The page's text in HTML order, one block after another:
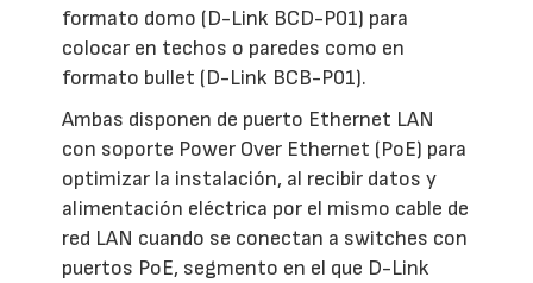
formato domo (D-Link BCD-P01) para
colocar en techos o paredes como en
formato bullet (D-Link BCB-P01).
Ambas disponen de puerto Ethernet LAN
con soporte Power Over Ethernet (PoE) para
optimizar la instalación, al recibir datos y
alimentación eléctrica por el mismo cable de
red LAN cuando se conectan a switches con
puertos PoE, segmento en el que D-Link